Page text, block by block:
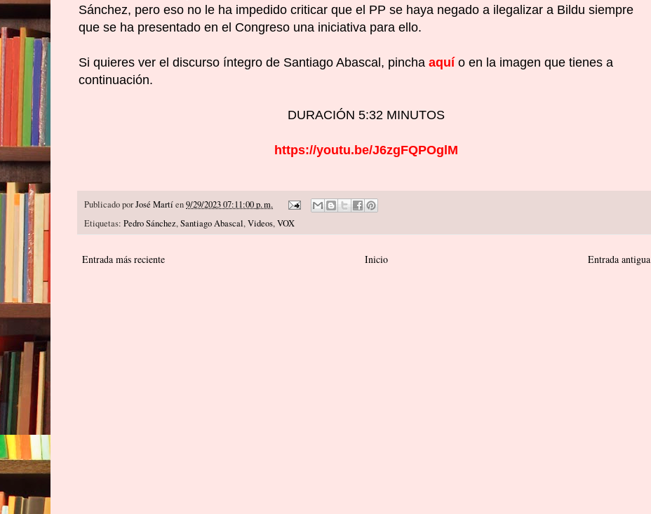
Sánchez, pero eso no le ha impedido criticar que el PP se haya negado a ilegalizar a Bildu siempre
que se ha presentado en el Congreso una iniciativa para ello.
Si quieres ver el discurso íntegro de Santiago Abascal, pincha aquío en la imagen que tienes a
continuación.
DURACIÓN 5:32 MINUTOS
https://youtu.be/J6zgFQPOglM
Publicado porJosé Martíen9/29/2023 07:11:00 p. m.
Etiquetas: Pedro Sánchez,Santiago Abascal,Videos,VOX
Entrada más reciente Entrada antigua
Inicio